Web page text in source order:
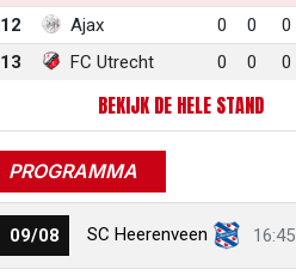
12
Ajax 0 0 0
13
FC Utrecht 0 0 0
BEKIJK DE HELE STAND
PROGRAMMA
09/08 SC Heerenveen 16:45